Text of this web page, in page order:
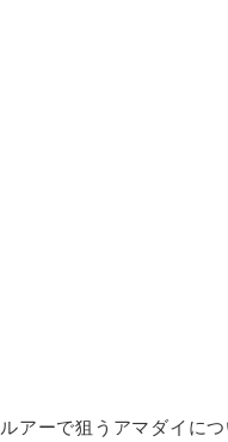
アーで狙うアマダイに